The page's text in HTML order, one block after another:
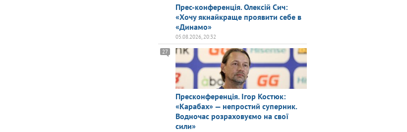
Прес-конференція. Олексій Сич:
«Хочу якнайкраще проявити себе в
«Динамо»
05.08.2026, 20:32
Пресконференція. Ігор Костюк:
«Карабах» — непростий суперник.
Водночас розраховуємо на свої
сили»
27